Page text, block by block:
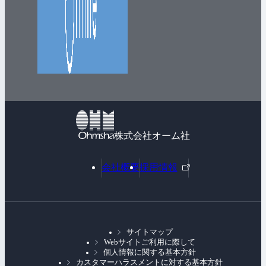
株式会社オーム社
会社概要採用情報
外
部
ン
サイトマップ
Webサイトご利用に際して
個人情報に関する基本方針
カスタマーハラスメントに対する基本方針